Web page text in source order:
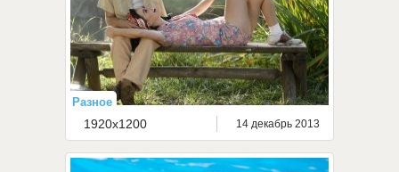
Разное
1920x1200 14 декабрь 2013